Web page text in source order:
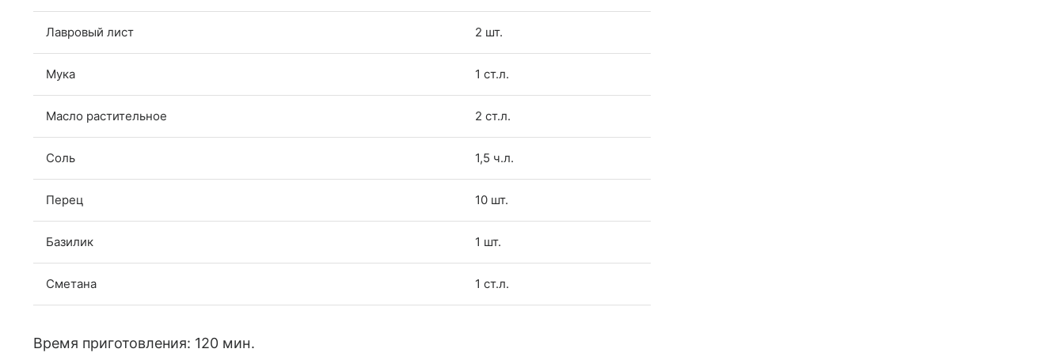
Лавровый лист 2 шт.
Мука 1 ст.л.
Масло растительное 2 ст.л.
Соль 1,5 ч.л.
Перец 10 шт.
Базилик 1 шт.
Сметана 1 ст.л.
Время приготовления: 120 мин.